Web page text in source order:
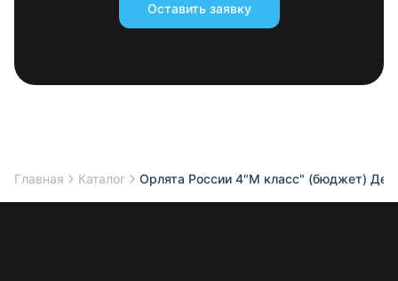
Оставить заявку
Главная Каталог Орлята России 4"М класс" (бюджет)